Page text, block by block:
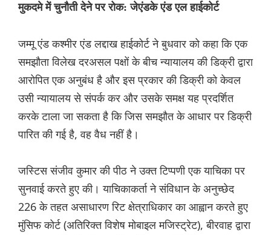
मुकदमे में चुनौती देने पर रोक: जेएंडके एंड एल हाईकोर्ट
जम्मू एंड कश्मीर एंड लद्दाख हाईकोर्ट ने बुधवार को कहा कि एक
समझौता विलेख दरअसल पक्षों के बीच न्यायालय की डिक्री द्वारा
आरोपित एक अनुबंध है और इस प्रकार की डिक्री को केवल
उसी न्यायालय से संपर्क कर और उसके समक्ष यह प्रदर्शित
करके टाला जा सकता है कि जिस समझौत के आधार पर डिक्री
पारित की गई है, वह वैध नहीं है।
जस्टिस संजीव कुमार की पीठ ने उक्त टिप्‍पणी एक याचिका पर
सुनवाई करते हुए की। याचिकाकर्ता ने संविधान के अनुच्छेद
226 के तहत असाधारण रिट क्षेत्राधिकार का आह्वान करते हुए
मुंसिफ कोर्ट (अतिरिक्त विशेष मोबाइल मजिस्ट्रेट), बीरवाह द्वारा